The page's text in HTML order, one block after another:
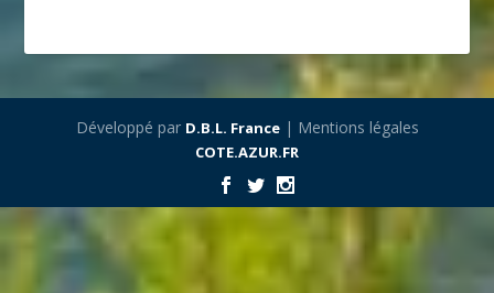
Développé par D.B.L. France| Mentions légales
COTE.AZUR.FR